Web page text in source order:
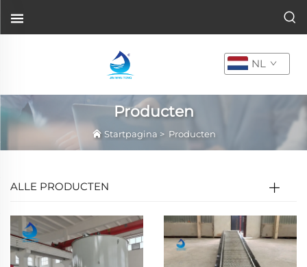
NL
Producten
Startpagina > Producten
ALLE PRODUCTEN